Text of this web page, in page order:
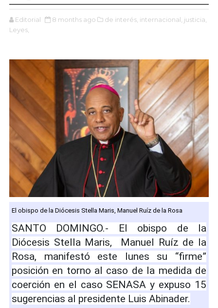
Editorial 8 months ago de interés, internacional, justicia,
Leyes,
El obispo de la Diócesis Stella Maris, Manuel Ruíz de la Rosa
SANTO DOMINGO.- El obispo de la
Diócesis Stella Maris, Manuel Ruíz de la
Rosa, manifestó este lunes su “firme”
posición en torno al caso de la medida de
coerción en el caso SENASA y expuso 15
sugerencias al presidente Luis Abinader.